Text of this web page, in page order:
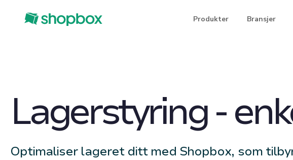
Produkter Bransjer
Lagerstyring -
Optimaliser lageret ditt med Shopbox, som